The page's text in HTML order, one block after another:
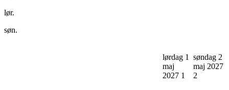
lør.
søn.
lørdag 1
maj
2027 1
søndag 2
maj 2027
2